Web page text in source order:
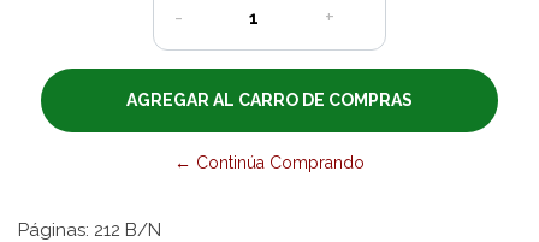
- +
← Continúa Comprando
Páginas: 212 B/N